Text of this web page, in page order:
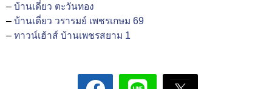
– บ้านเดี่ยว ตะวันทอง
– บ้านเดี่ยว วรารมย์ เพชรเกษม 69
– ทาวน์เฮ้าส์ บ้านเพชรสยาม 1